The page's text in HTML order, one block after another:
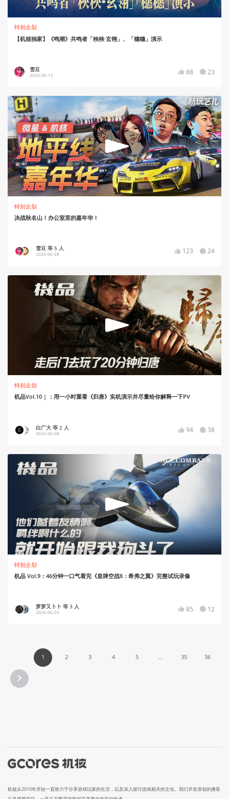
特别企划
【机核独家】《鸣潮》共鸣者「秧秧·玄翎」、「穗穗」演示
雪豆
2026-06-15 88 23
特别企划
决战秋名山！办公室里的嘉年华！
雪豆 等 5 人
2026-06-08 123 24
特别企划
机品Vol.10 | ：用一小时重看《归唐》实机演示并尽量给你解释一下PV
白广大 等 2 人
2026-06-08 94 38
特别企划
机品 Vol.9：46分钟一口气看完《皇牌空战8：希弗之翼》完整试玩录像
萝萝又卜卜 等 3 人
2026-06-05 85 12
1 2 3 4 5 ... 35 36
机核从2010年开始一直致力于分享游戏玩家的生活，以及深入探讨游戏相关的文化。我们开发原创的播客